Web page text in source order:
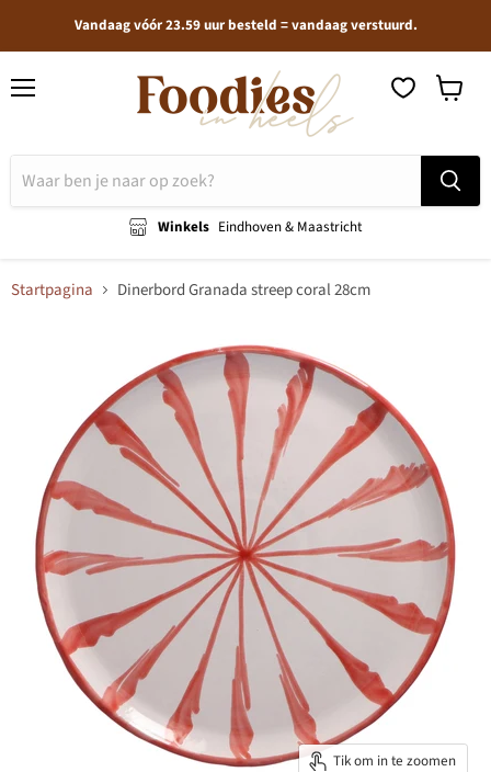
Vandaag vóór 23.59 uur besteld = vandaag verstuurd.
Winkels Eindhoven & Maastricht
Startpagina Dinerbord Granada streep coral 28cm
Tik om in te zoomen